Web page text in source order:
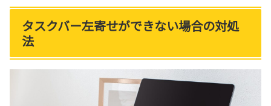
タスクバー左寄せができない場合の対処
法